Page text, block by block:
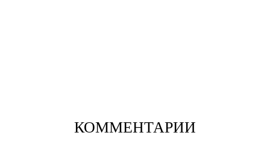
КОММЕНТАРИИ